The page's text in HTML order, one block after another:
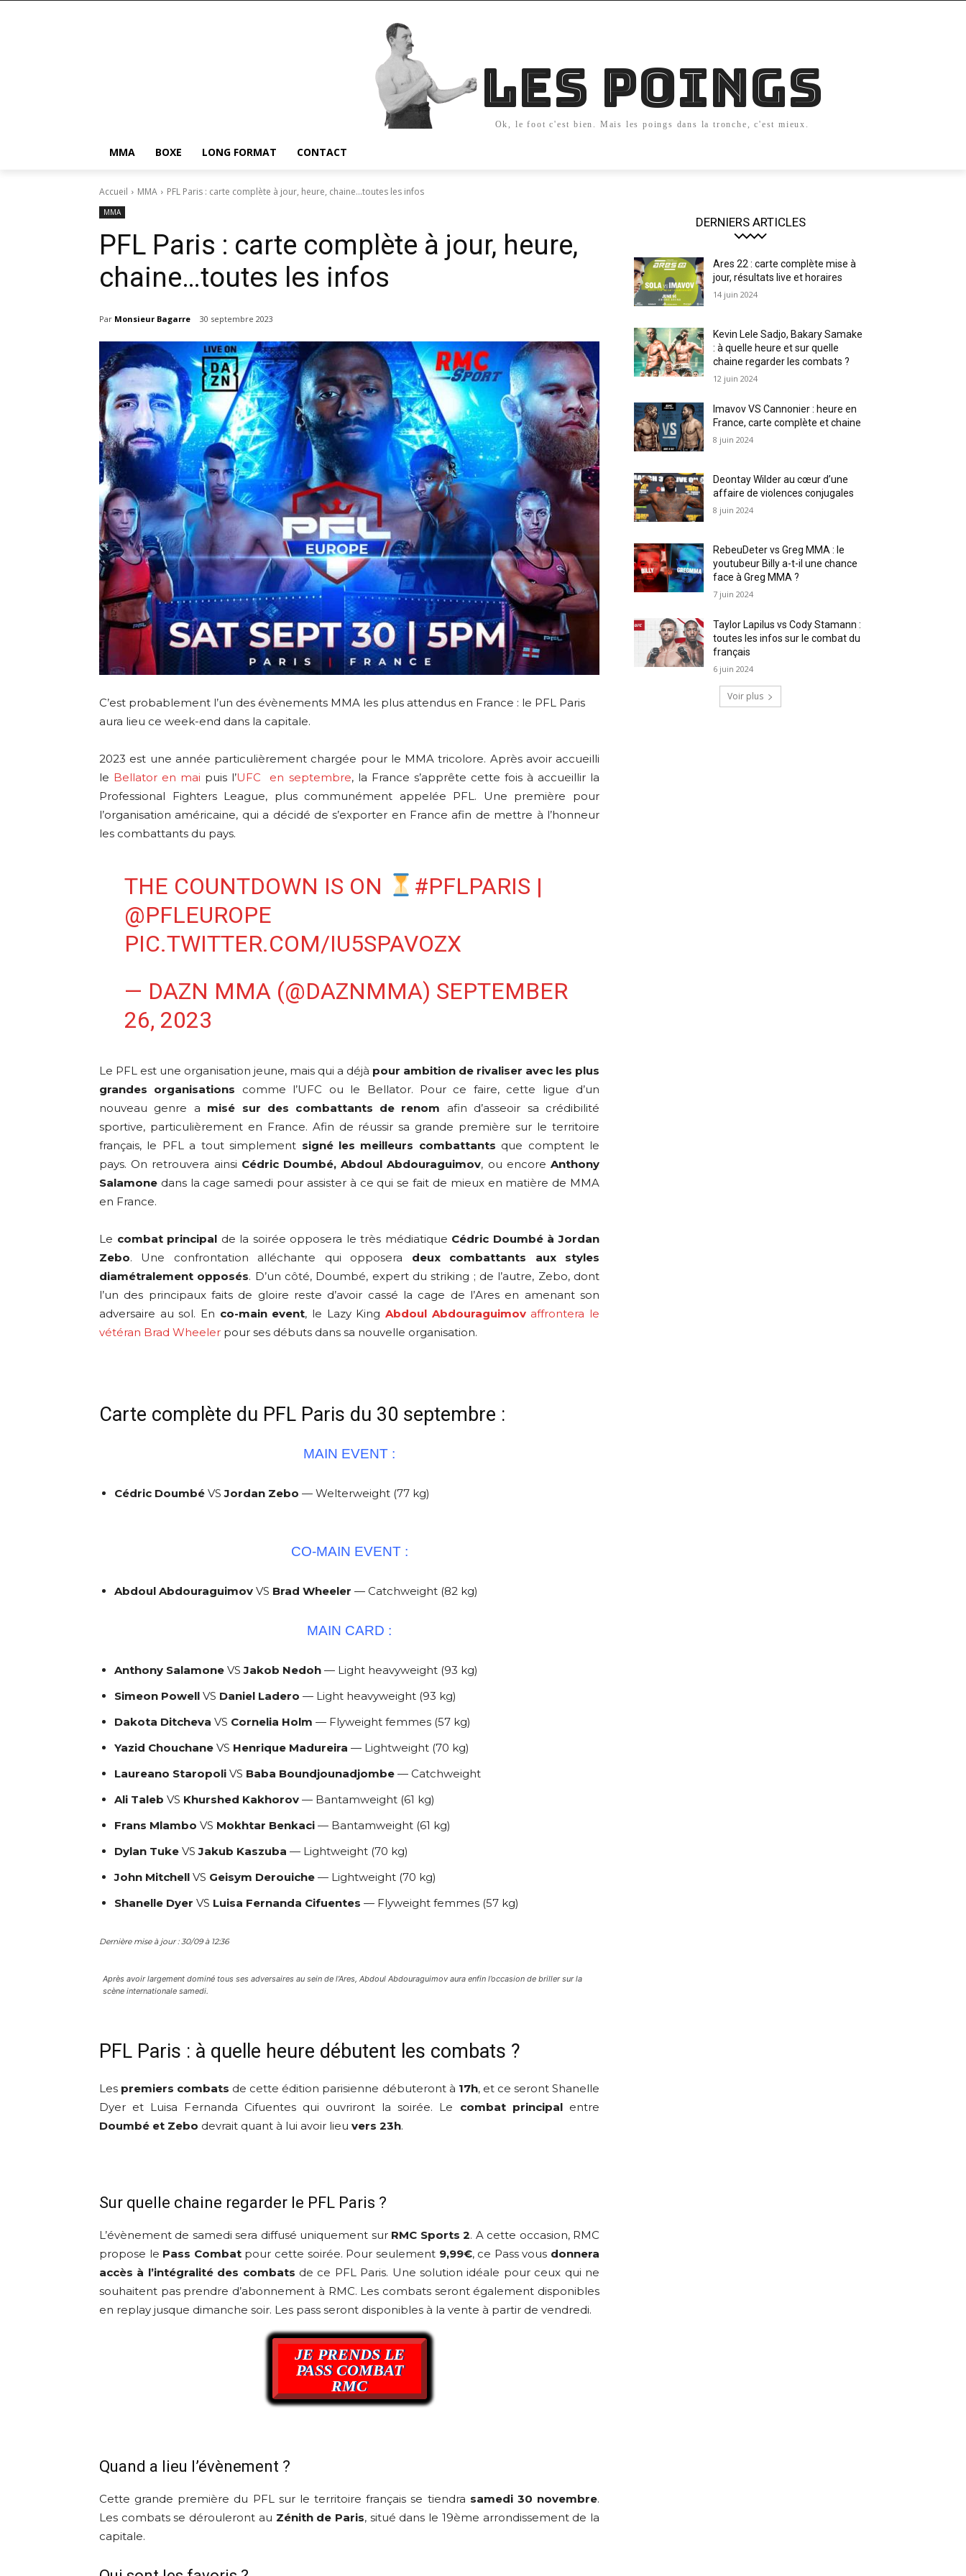
Les Poings
Ok, le foot c'est bien. Mais les poings dans la tronche, c'est mieux.
MMA BOXE LONG FORMAT CONTACT
Accueil MMA PFL Paris : carte complète à jour, heure, chaine...toutes les infos
MMA
PFL Paris : carte complète à jour, heure,
chaine…toutes les infos
Par Monsieur Bagarre 30 septembre 2023
C’est probablement l’un des évènements MMA les plus attendus en France : le PFL Paris
aura lieu ce week-end dans la capitale.
2023 est une année particulièrement chargée pour le MMA tricolore. Après avoir accueilli
le Bellator en mai puis l’UFC en septembre, la France s’apprête cette fois à accueillir la
Professional Fighters League, plus communément appelée PFL. Une première pour
l’organisation américaine, qui a décidé de s’exporter en France afin de mettre à l’honneur
les combattants du pays.
THE COUNTDOWN IS ON #PFLPARIS |
@PFLEUROPE
PIC.TWITTER.COM/IU5SPAVOZX
— DAZN MMA (@DAZNMMA) SEPTEMBER
26, 2023
Le PFL est une organisation jeune, mais qui a déjà pour ambition de rivaliser avec les plus
grandes organisations comme l’UFC ou le Bellator. Pour ce faire, cette ligue d’un
nouveau genre a misé sur des combattants de renom afin d’asseoir sa crédibilité
sportive, particulièrement en France. Afin de réussir sa grande première sur le territoire
français, le PFL a tout simplement signé les meilleurs combattants que comptent le
pays. On retrouvera ainsi Cédric Doumbé, Abdoul Abdouraguimov, ou encore Anthony
Salamone dans la cage samedi pour assister à ce qui se fait de mieux en matière de MMA
en France.
Le combat principal de la soirée opposera le très médiatique Cédric Doumbé à Jordan
Zebo. Une confrontation alléchante qui opposera deux combattants aux styles
diamétralement opposés. D’un côté, Doumbé, expert du striking ; de l’autre, Zebo, dont
l’un des principaux faits de gloire reste d’avoir cassé la cage de l’Ares en amenant son
adversaire au sol. En co-main event, le Lazy KingAbdoul Abdouraguimovaffrontera le
vétéran Brad Wheeler pour ses débuts dans sa nouvelle organisation.
Carte complète du PFL Paris du 30 septembre :
MAIN EVENT :
Cédric Doumbé VSJordan Zebo — Welterweight (77 kg)
CO-MAIN EVENT :
Abdoul Abdouraguimov VS Brad Wheeler — Catchweight (82 kg)
MAIN CARD :
Anthony Salamone VSJakob Nedoh — Light heavyweight (93 kg)
Simeon Powell VS Daniel Ladero — Light heavyweight (93 kg)
Dakota Ditcheva VS Cornelia Holm — Flyweight femmes (57 kg)
Yazid Chouchane VS Henrique Madureira — Lightweight (70 kg)
Laureano Staropoli VS Baba Boundjounadjombe — Catchweight
Ali Taleb VS Khurshed Kakhorov — Bantamweight (61 kg)
Frans Mlambo VS Mokhtar Benkaci — Bantamweight (61 kg)
Dylan Tuke VSJakub Kaszuba — Lightweight (70 kg)
John Mitchell VS Geisym Derouiche — Lightweight (70 kg)
Shanelle Dyer VS Luisa Fernanda Cifuentes — Flyweight femmes (57 kg)
Dernière mise à jour : 30/09 à 12:36
Après avoir largement dominé tous ses adversaires au sein de l’Ares, Abdoul Abdouraguimov aura enfin l’occasion de briller sur la
scène internationale samedi.
PFL Paris : à quelle heure débutent les combats ?
Les premiers combats de cette édition parisienne débuteront à 17h, et ce seront Shanelle
Dyer et Luisa Fernanda Cifuentes qui ouvriront la soirée. Le combat principalentre
Doumbé et Zebo devrait quant à lui avoir lieu vers 23h.
Sur quelle chaine regarder le PFL Paris ?
L’évènement de samedi sera diffusé uniquement sur RMC Sports 2. A cette occasion, RMC
propose le Pass Combatpour cette soirée. Pour seulement9,99€, ce Pass vous donnera
accès à l’intégralité des combats de ce PFL Paris. Une solution idéale pour ceux qui ne
souhaitent pas prendre d’abonnement à RMC. Les combats seront également disponibles
en replay jusque dimanche soir. Les pass seront disponibles à la vente à partir de vendredi.
JE PRENDS LE
PASS COMBAT
RMC
Quand a lieu l’évènement ?
Cette grande première du PFL sur le territoire français se tiendra samedi 30 novembre.
Les combats se dérouleront au Zénith de Paris, situé dans le 19ème arrondissement de la
capitale.
DERNIERS ARTICLES
Ares 22 : carte complète mise à
jour, résultats live et horaires
14 juin 2024
Kevin Lele Sadjo, Bakary Samake
: à quelle heure et sur quelle
chaine regarder les combats ?
12 juin 2024
Imavov VS Cannonier : heure en
France, carte complète et chaine
8 juin 2024
Deontay Wilder au cœur d’une
affaire de violences conjugales
8 juin 2024
RebeuDeter vs Greg MMA : le
youtubeur Billy a-t-il une chance
face à Greg MMA ?
7 juin 2024
Taylor Lapilus vs Cody Stamann :
toutes les infos sur le combat du
français
6 juin 2024
Voir plus